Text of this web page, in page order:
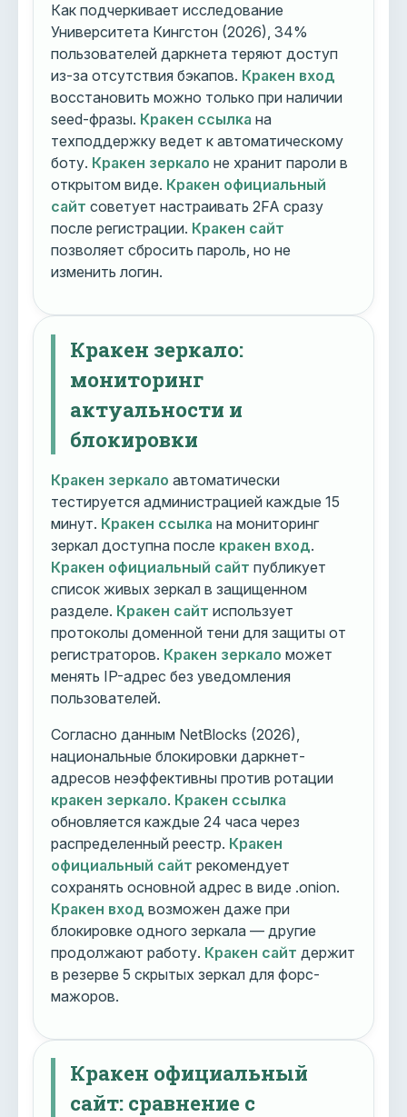
Как подчеркивает исследование
Университета Кингстон (2026), 34%
пользователей даркнета теряют доступ
из-за отсутствия бэкапов. Кракен вход
восстановить можно только при наличии
seed-фразы. Кракен ссылка на
техподдержку ведет к автоматическому
боту. Кракен зеркало не хранит пароли в
открытом виде. Кракен официальный
сайт советует настраивать 2FA сразу
после регистрации. Кракен сайт
позволяет сбросить пароль, но не
изменить логин.
Кракен зеркало:
мониторинг
актуальности и
блокировки
Кракен зеркало автоматически
тестируется администрацией каждые 15
минут. Кракен ссылка на мониторинг
зеркал доступна после кракен вход.
Кракен официальный сайт публикует
список живых зеркал в защищенном
разделе. Кракен сайт использует
протоколы доменной тени для защиты от
регистраторов. Кракен зеркало может
менять IP-адрес без уведомления
пользователей.
Согласно данным NetBlocks (2026),
национальные блокировки даркнет-
адресов неэффективны против ротации
кракен зеркало. Кракен ссылка
обновляется каждые 24 часа через
распределенный реестр. Кракен
официальный сайт рекомендует
сохранять основной адрес в виде .onion.
Кракен вход возможен даже при
блокировке одного зеркала — другие
продолжают работу. Кракен сайт держит
в резерве 5 скрытых зеркал для форс-
мажоров.
Кракен официальный
сайт: сравнение с